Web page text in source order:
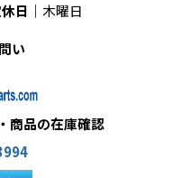
日｜ 木曜日
い
商品の在庫確認